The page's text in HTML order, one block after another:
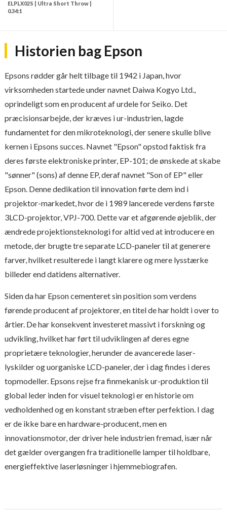
ELPLX02S | Ultra Short Throw |
0.34:1
Historien bag Epson
Epsons rødder går helt tilbage til 1942 i Japan, hvor
virksomheden startede under navnet Daiwa Kogyo Ltd.,
oprindeligt som en producent af urdele for Seiko. Det
præcisionsarbejde, der kræves i ur-industrien, lagde
fundamentet for den mikroteknologi, der senere skulle blive
kernen i Epsons succes. Navnet "Epson" opstod faktisk fra
deres første elektroniske printer, EP-101; de ønskede at skabe
"sønner" (sons) af denne EP, deraf navnet "Son of EP" eller
Epson. Denne dedikation til innovation førte dem ind i
projektor-markedet, hvor de i 1989 lancerede verdens første
3LCD-projektor, VPJ-700. Dette var et afgørende øjeblik, der
ændrede projektionsteknologi for altid ved at introducere en
metode, der brugte tre separate LCD-paneler til at generere
farver, hvilket resulterede i langt klarere og mere lysstærke
billeder end datidens alternativer.
Siden da har Epson cementeret sin position som verdens
førende producent af projektorer, en titel de har holdt i over to
årtier. De har konsekvent investeret massivt i forskning og
udvikling, hvilket har ført til udviklingen af deres egne
proprietære teknologier, herunder de avancerede laser-
lyskilder og uorganiske LCD-paneler, der i dag findes i deres
topmodeller. Epsons rejse fra finmekanisk ur-produktion til
global leder inden for visuel teknologi er en historie om
vedholdenhed og en konstant stræben efter perfektion. I dag
er de ikke bare en hardware-producent, men en
innovationsmotor, der driver hele industrien fremad, især når
det gælder overgangen fra traditionelle lamper til holdbare,
energieffektive laserløsninger i hjemmebiografen.